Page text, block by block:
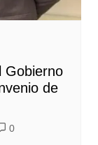
Gobierno
de
0